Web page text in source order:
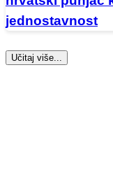
jednostavnost
Učitaj više...